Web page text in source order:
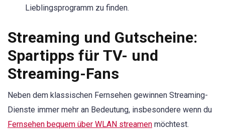
Lieblingsprogramm zu finden.
Streaming und Gutscheine:
Spartipps für TV- und
Streaming-Fans
Neben dem klassischen Fernsehen gewinnen Streaming-
Dienste immer mehr an Bedeutung, insbesondere wenn du
Fernsehen bequem über WLAN streamen möchtest.